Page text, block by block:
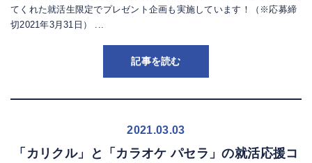
てくれた就活生限定でプレゼント企画も実施しています！（※応募締
切2021年3月31日） ...
記事を読む
2021.03.03
「カリクル」と「カラオケ パセラ」の就活応援コ